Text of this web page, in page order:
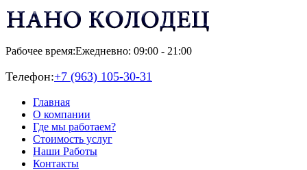
Рабочее время:Ежедневно: 09:00 - 21:00
Телефон:+7 (963) 105-30-31
Главная
О компании
Где мы работаем?
Стоимость услуг
Наши Работы
Контакты